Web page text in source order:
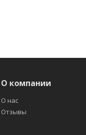
О компании
О нас
Отзывы